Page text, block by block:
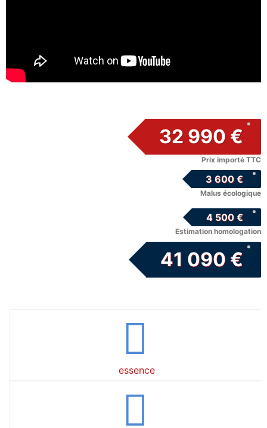
32 990 €
Prix importé TTC
3 600 €
Malus écologique
4 500 €
Estimation homologation
41 090 €
essence